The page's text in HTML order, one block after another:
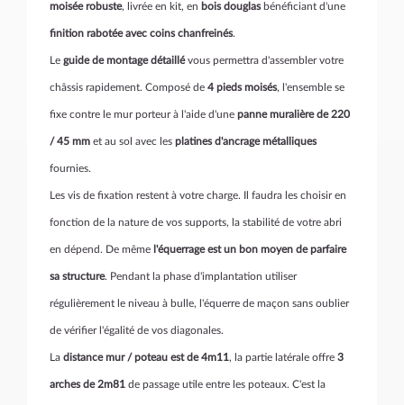
moisée robuste, livrée en kit, en bois douglas bénéficiant d'une
finition rabotée avec coins chanfreinés.
Le guide de montage détaillévous permettra d'assembler votre
châssis rapidement. Composé de 4 pieds moisés, l'ensemble se
fixe contre le mur porteur à l'aide d'une panne muralière de 220
/ 45 mm et au sol avec les platines d'ancrage métalliques
fournies.
Les vis de fixation restent à votre charge. Il faudra les choisir en
fonction de la nature de vos supports, la stabilité de votre abri
en dépend. De même l'équerrage est un bon moyen de parfaire
sa structure. Pendant la phase d'implantation utiliser
régulièrement le niveau à bulle, l'équerre de maçon sans oublier
de vérifier l'égalité de vos diagonales.
La distance mur / poteau est de 4m11, la partie latérale offre 3
arches de 2m81 de passage utile entre les poteaux. C'est la